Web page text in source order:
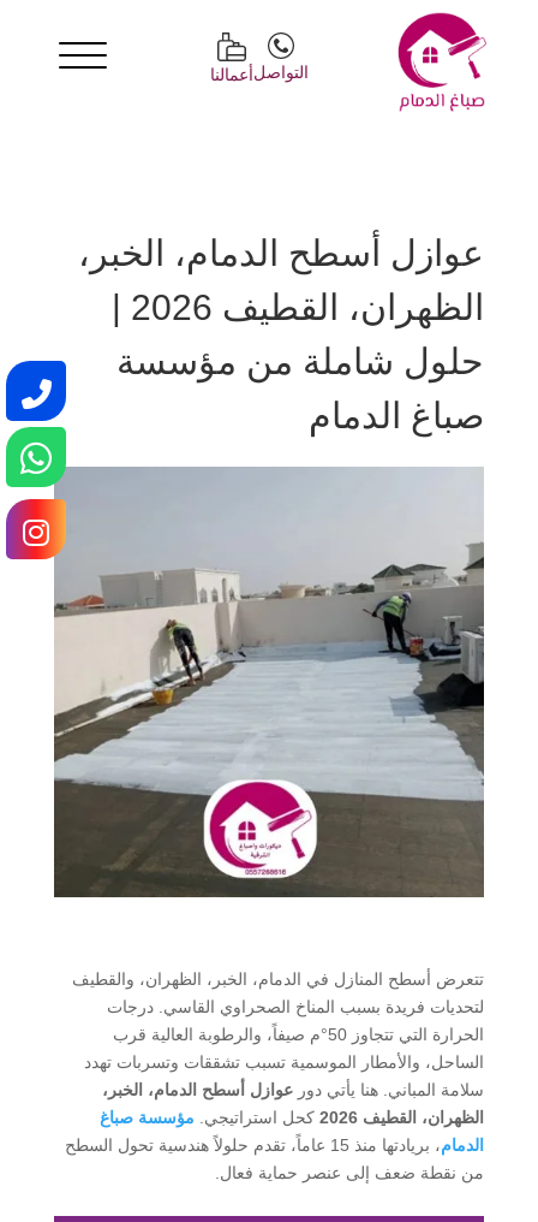
أعمالناالتواصل
عوازل أسطح الدمام، الخبر،
الظهران، القطيف 2026 |
حلول شاملة من مؤسسة
صباغ الدمام
تتعرض أسطح المنازل في الدمام، الخبر، الظهران، والقطيف
لتحديات فريدة بسبب المناخ الصحراوي القاسي. درجات
الحرارة التي تتجاوز 50°م صيفاً، والرطوبة العالية قرب
الساحل، والأمطار الموسمية تسبب تشققات وتسربات تهدد
سلامة المباني. هنا يأتي دور عوازل أسطح الدمام، الخبر،
الظهران، القطيف 2026
كحل استراتيجي. مؤسسة صباغ
الدمام
، بريادتها منذ 15 عاماً، تقدم حلولاً هندسية تحول السطح
من نقطة ضعف إلى عنصر حماية فعال.